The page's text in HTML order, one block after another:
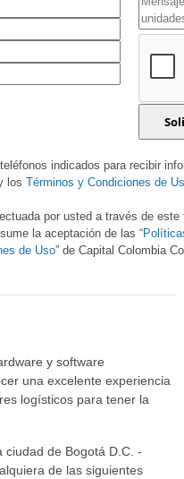
indicados para recibir
losTérminos y Condiciones de
por usted a través de
la aceptación de las “
de Uso” de Capital Colombia
y software
una excelente experiencia
logísticos para tener la
ciudad de Bogotá D.C. -
de las siguientes